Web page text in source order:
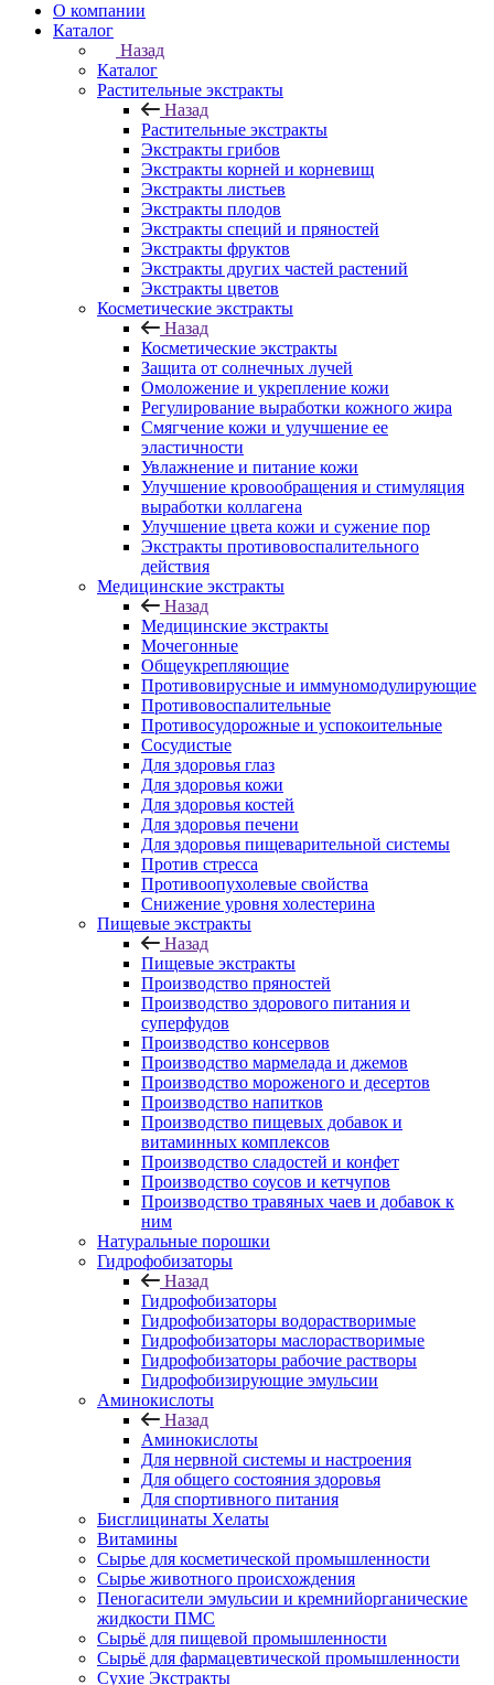
О компании
Каталог
Назад
Каталог
Растительные экстракты
Назад
Растительные экстракты
Экстракты грибов
Экстракты корней и корневищ
Экстракты листьев
Экстракты плодов
Экстракты специй и пряностей
Экстракты фруктов
Экстракты других частей растений
Экстракты цветов
Косметические экстракты
Назад
Косметические экстракты
Защита от солнечных лучей
Омоложение и укрепление кожи
Регулирование выработки кожного жира
Смягчение кожи и улучшение ее
эластичности
Увлажнение и питание кожи
Улучшение кровообращения и стимуляция
выработки коллагена
Улучшение цвета кожи и сужение пор
Экстракты противовоспалительного
действия
Медицинские экстракты
Назад
Медицинские экстракты
Мочегонные
Общеукрепляющие
Противовирусные и иммуномодулирующие
Противовоспалительные
Противосудорожные и успокоительные
Сосудистые
Для здоровья глаз
Для здоровья кожи
Для здоровья костей
Для здоровья печени
Для здоровья пищеварительной системы
Против стресса
Противоопухолевые свойства
Снижение уровня холестерина
Пищевые экстракты
Назад
Пищевые экстракты
Производство пряностей
Производство здорового питания и
суперфудов
Производство консервов
Производство мармелада и джемов
Производство мороженого и десертов
Производство напитков
Производство пищевых добавок и
витаминных комплексов
Производство сладостей и конфет
Производство соусов и кетчупов
Производство травяных чаев и добавок к
ним
Натуральные порошки
Гидрофобизаторы
Назад
Гидрофобизаторы
Гидрофобизаторы водорастворимые
Гидрофобизаторы маслорастворимые
Гидрофобизаторы рабочие растворы
Гидрофобизирующие эмульсии
Аминокислоты
Назад
Аминокислоты
Для нервной системы и настроения
Для общего состояния здоровья
Для спортивного питания
Бисглицинаты Хелаты
Витамины
Сырье для косметической промышленности
Сырье животного происхождения
Пеногасители эмульсии и кремнийорганические
жидкости ПМС
Сырьё для пищевой промышленности
Сырьё для фармацевтической промышленности
Сухие Экстракты